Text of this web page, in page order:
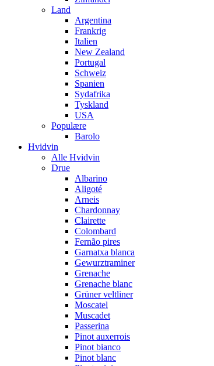
Land
Argentina
Frankrig
Italien
New Zealand
Portugal
Schweiz
Spanien
Sydafrika
Tyskland
USA
Populære
Barolo
Hvidvin
Alle Hvidvin
Drue
Albarino
Aligoté
Arneis
Chardonnay
Clairette
Colombard
Fernão pires
Garnatxa blanca
Gewurztraminer
Grenache
Grenache blanc
Grüner veltliner
Moscatel
Muscadet
Passerina
Pinot auxerrois
Pinot bianco
Pinot blanc